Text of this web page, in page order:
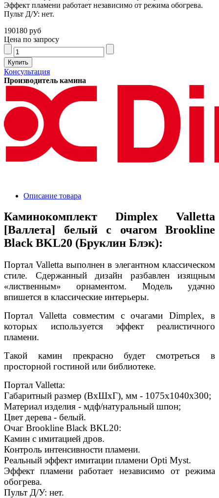
Эффект пламени работает независимо от режима обогрева.
Пульт Д/У: нет.
190180 руб
Цена по запросу
Консультация
Производитель камина
Описание товара
Каминокомплект Dimplex Valletta
[Валлета] белый с очагом Brookline
Black BKL20 (Бруклин Блэк):
Портал Valletta выполнен в элегантном классическом
стиле. Сдержанный дизайн разбавлен изящным
«лиственным» орнаментом. Модель удачно
впишется в классические интерьеры.
Портал Valletta совместим с очагами Dimplex, в
которых используется эффект реалистичного
пламени.
Такой камин прекрасно будет смотреться в
просторной гостиной или библиотеке.
Портал Valletta:
Габаритный размер (ВхШхГ), мм - 1075х1040х300;
Материал изделия - мдф/натуральный шпон;
Цвет дерева - белый.
Очаг Brookline Black BKL20:
Камин с имитацией дров.
Контроль интенсивности пламени.
Реальный эффект имитации пламени Opti Myst.
Эффект пламени работает независимо от режима
обогрева.
Пульт Д/У: нет.